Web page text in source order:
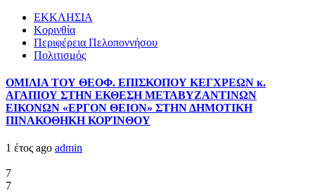
ΕΚΚΛΗΣΙΑ
Κορινθία
Περιφέρεια Πελοποννήσου
Πολιτισμός
ΟΜΙΛΙΑ ΤΟΥ ΘΕΟΦ. ΕΠΙΣΚΟΠΟΥ ΚΕΓΧΡΕΩΝ κ.
ΑΓΑΠΙΟΥ ΣΤΗΝ ΕΚΘΕΣΗ ΜΕΤΑΒΥΖΑΝΤΙΝΩΝ
ΕΙΚΟΝΩΝ «ΕΡΓΟΝ ΘΕΙΟΝ» ΣΤΗΝ ΔΗΜΟΤΙΚΗ
ΠΙΝΑΚΟΘΗΚΗ ΚΟΡΊΝΘΟΥ
1 έτος ago admin
7
7